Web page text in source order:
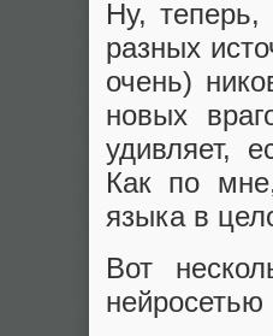
Ну, теперь,
разных
очень)
новых
удивляет,
Как по
языка в
Вот
нейросетью